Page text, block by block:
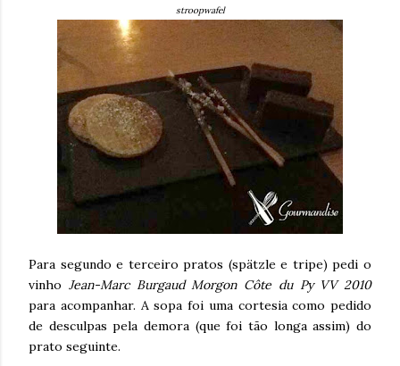
stroopwafel
Para segundo e terceiro pratos (spätzle e tripe) pedi o
vinho Jean-Marc Burgaud Morgon Côte du Py VV 2010
para acompanhar. A sopa foi uma cortesia como pedido
de desculpas pela demora (que foi tão longa assim) do
prato seguinte.